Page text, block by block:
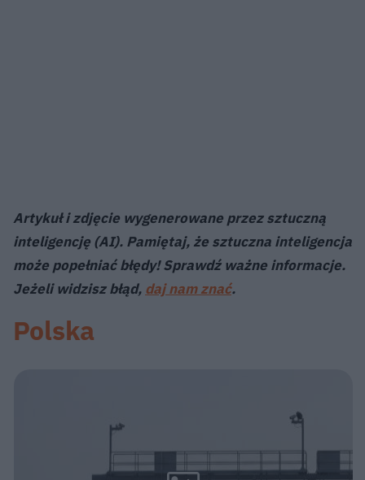
Artykuł i zdjęcie wygenerowane przez sztuczną
inteligencję (AI). Pamiętaj, że sztuczna inteligencja
może popełniać błędy! Sprawdź ważne informacje.
Jeżeli widzisz błąd, daj nam znać.
Polska